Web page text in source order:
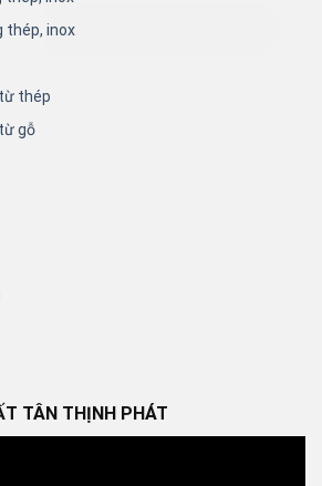
thép, inox
thép
gỗ
TÂN THỊNH PHÁT